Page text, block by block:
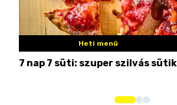
Heti menü
7 nap 7 süti: szuper szilvás sütik